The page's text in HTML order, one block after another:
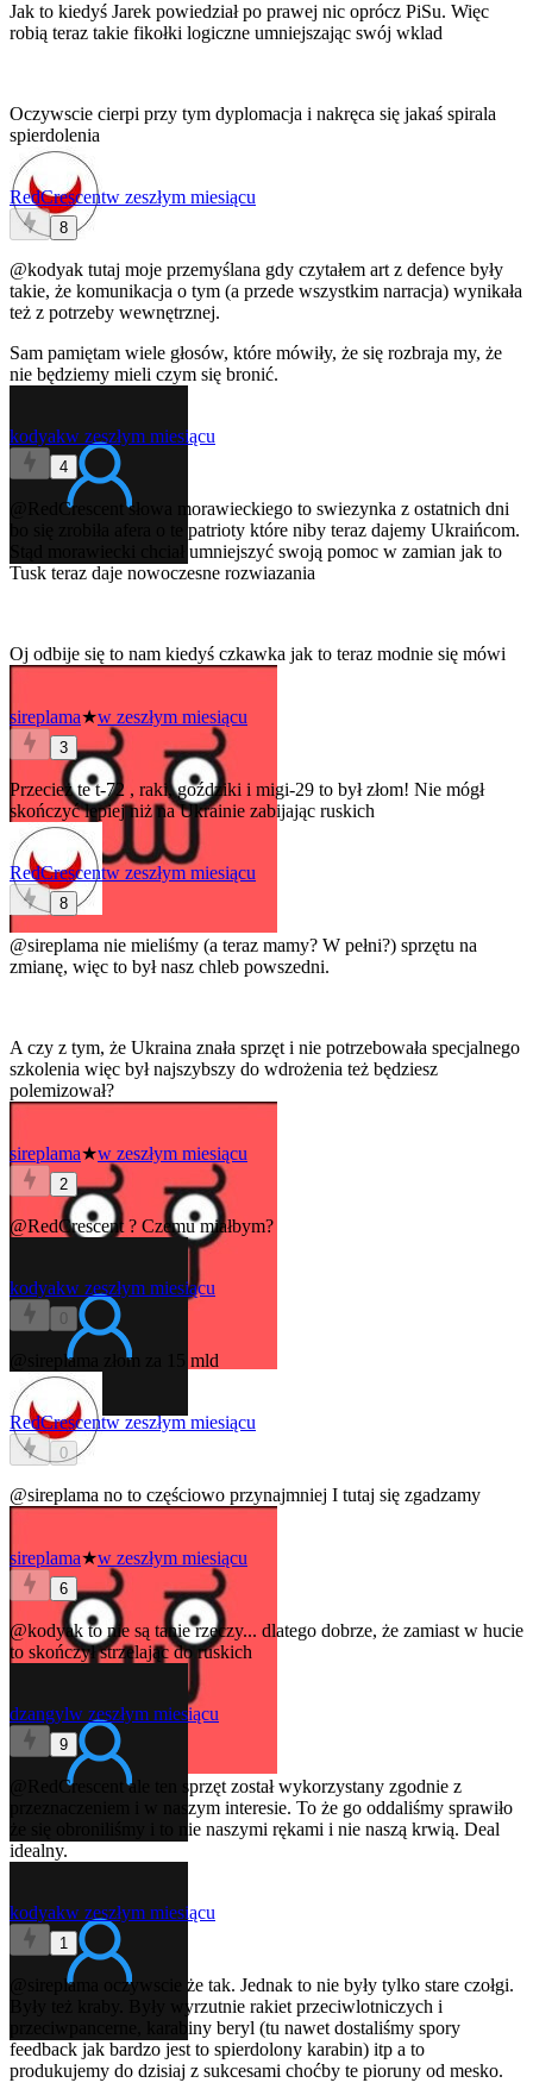
Jak to kiedyś Jarek powiedział po prawej nic oprócz PiSu. Więc
robią teraz takie fikołki logiczne umniejszając swój wklad
Oczywscie cierpi przy tym dyplomacja i nakręca się jakaś spirala
spierdolenia
RedCrescentw zeszłym miesiącu
8
@kodyak tutaj moje przemyślana gdy czytałem art z defence były
takie, że komunikacja o tym (a przede wszystkim narracja) wynikała
też z potrzeby wewnętrznej.
Sam pamiętam wiele głosów, które mówiły, że się rozbraja my, że
nie będziemy mieli czym się bronić.
kodyakw zeszłym miesiącu
4
@RedCrescent
słowa morawieckiego to swiezynka z ostatnich dni
bo się zrobiła afera o te patrioty które niby teraz dajemy Ukraińcom.
Stąd morawiecki chciał umniejszyć swoją pomoc w zamian jak to
Tusk teraz daje nowoczesne rozwiazania
Oj odbije się to nam kiedyś czkawka jak to teraz modnie się mówi
sireplama★w zeszłym miesiącu
3
Przecież te t-72 , raki, goździki i migi-29 to był złom! Nie mógł
skończyć lepiej niż na Ukrainie zabijając ruskich
RedCrescentw zeszłym miesiącu
8
@sireplama nie mieliśmy (a teraz mamy? W pełni?) sprzętu na
zmianę, więc to był nasz chleb powszedni.
A czy z tym, że Ukraina znała sprzęt i nie potrzebowała specjalnego
szkolenia więc był najszybszy do wdrożenia też będziesz
polemizował?
sireplama★w zeszłym miesiącu
2
@RedCrescent? Czemu miałbym?
kodyakw zeszłym miesiącu
0
@sireplama złom za 15 mld
RedCrescentw zeszłym miesiącu
0
@sireplama no to częściowo przynajmniej I tutaj się zgadzamy
sireplama★w zeszłym miesiącu
6
@kodyakto nie są tanie rzeczy... dlatego dobrze, że zamiast w hucie
to skończył strzelając do ruskich
dzangylw zeszłym miesiącu
9
@RedCrescent
ale ten sprzęt został wykorzystany zgodnie z
przeznaczeniem i w naszym interesie. To że go oddaliśmy sprawiło
że się obroniliśmy i to nie naszymi rękami i nie naszą krwią. Deal
idealny.
kodyakw zeszłym miesiącu
1
@sireplama
oczywscie że tak. Jednak to nie były tylko stare czołgi.
Były też kraby. Były wyrzutnie rakiet przeciwlotniczych i
przeciwpancerne, karabiny beryl (tu nawet dostaliśmy spory
feedback jak bardzo jest to spierdolony karabin) itp a to
produkujemy do dzisiaj z sukcesami choćby te pioruny od mesko.